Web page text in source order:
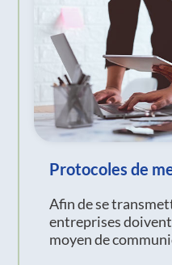
Protocoles de
Afin de se
entreprises
moyen de